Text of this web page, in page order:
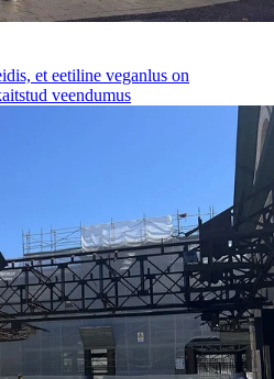
et eetiline veganlus on
veendumus